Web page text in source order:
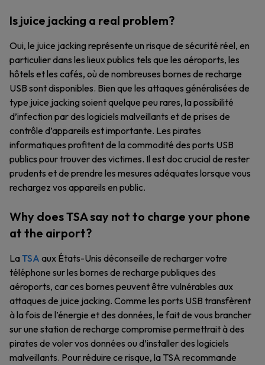
Is juice jacking a real problem?
Oui, le juice jacking représente un risque de sécurité réel, en
particulier dans les lieux publics tels que les aéroports, les
hôtels et les cafés, où de nombreuses bornes de recharge
USB sont disponibles. Bien que les attaques généralisées de
type juice jacking soient quelque peu rares, la possibilité
d’infection par des logiciels malveillants et de prises de
contrôle d’appareils est importante. Les pirates
informatiques profitent de la commodité des ports USB
publics pour trouver des victimes. Il est doc crucial de rester
prudents et de prendre les mesures adéquates lorsque vous
rechargez vos appareils en public.
Why does TSA say not to charge your phone
at the airport?
LaTSA aux États-Unis déconseille de recharger votre
téléphone sur les bornes de recharge publiques des
aéroports, car ces bornes peuvent être vulnérables aux
attaques de juice jacking. Comme les ports USB transfèrent
à la fois de l’énergie et des données, le fait de vous brancher
sur une station de recharge compromise permettrait à des
pirates de voler vos données ou d’installer des logiciels
malveillants. Pour réduire ce risque, la TSA recommande